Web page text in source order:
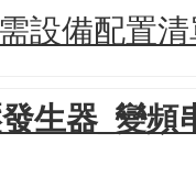
設備配置
生器_變頻